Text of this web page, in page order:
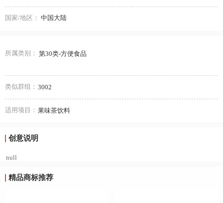
国家/地区： 中国大陆
所属类别： 第30类-方便食品
类似群组： 3002
适用项目： 果味茶饮料
创意说明
null
精品商标推荐